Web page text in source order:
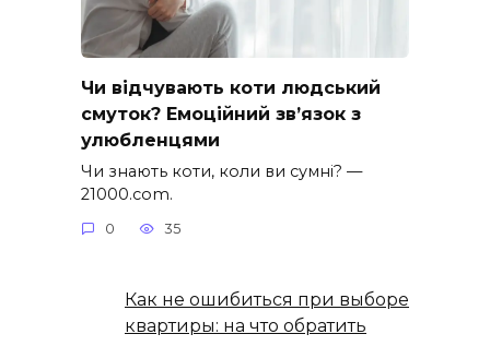
Чи відчувають коти людський
смуток? Емоційний зв’язок з
улюбленцями
Чи знають коти, коли ви сумні? —
21000.com.
0 35
Как не ошибиться при выборе
квартиры: на что обратить